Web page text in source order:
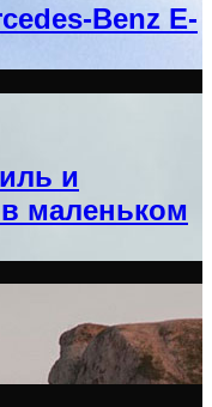
Benz E-
и
маленьком